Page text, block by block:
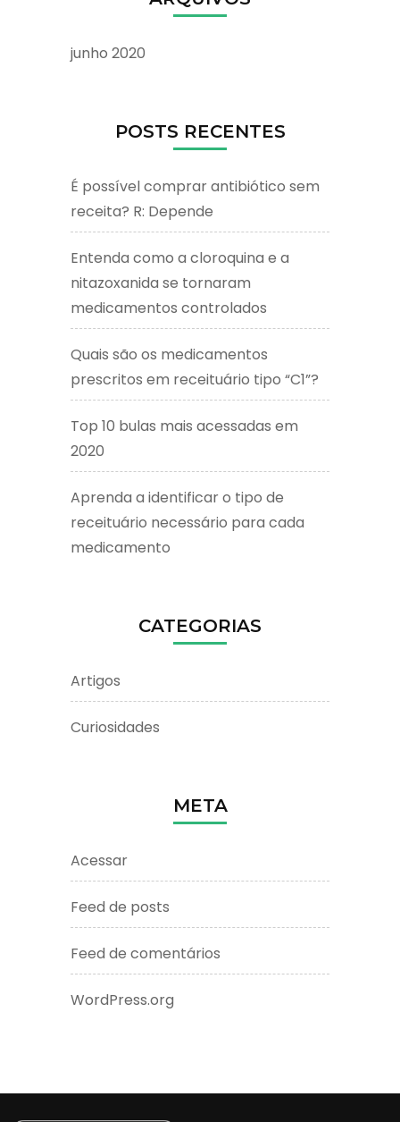
junho 2020
POSTS RECENTES
É possível comprar antibiótico sem
receita? R: Depende
Entenda como a cloroquina e a
nitazoxanida se tornaram
medicamentos controlados
Quais são os medicamentos
prescritos em receituário tipo “C1”?
Top 10 bulas mais acessadas em
2020
Aprenda a identificar o tipo de
receituário necessário para cada
medicamento
CATEGORIAS
Artigos
Curiosidades
META
Acessar
Feed de posts
Feed de comentários
WordPress.org